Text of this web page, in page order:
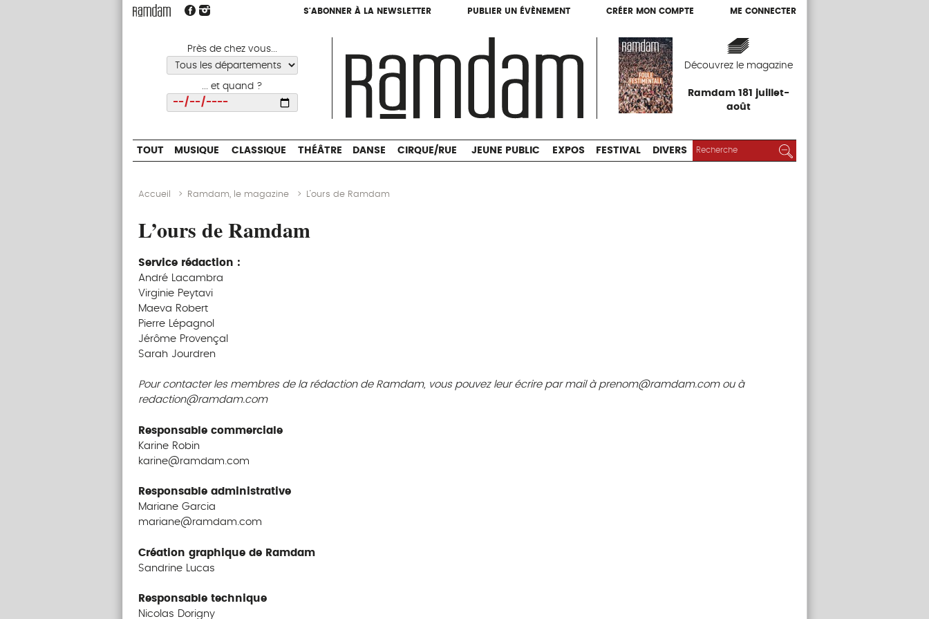
S'ABONNER À LA NEWSLETTER PUBLIER UN ÉVÈNEMENT CRÉER MON COMPTE ME CONNECTER
Près de chez vous...
... et quand ?
Découvrez le magazine
Ramdam 181 juillet-
août
S'ABONNER À LA NEWSLETTER PUBLIER UN ÉVÈNEMENT CRÉER MON COMPTE ME CONNECTER
CIRQUE/RUE JEUNE PUBLIC EXPOS
TOUT MUSIQUE CLASSIQUE THÉÂTRE DANSE CIRQUE/RUE JEUNE PUBLIC EXPOS FESTIVAL DIVERS RECHERCHER :
Accueil > Ramdam, le magazine > L’ours de Ramdam
L’ours de Ramdam
Service rédaction :
André Lacambra
Virginie Peytavi
Maeva Robert
Pierre Lépagnol
Jérôme Provençal
Sarah Jourdren
Pour contacter les membres de la rédaction de Ramdam, vous pouvez leur écrire par mail à prenom@ramdam.com ou à
redaction@ramdam.com
Responsable commerciale
Karine Robin
karine@ramdam.com
Responsable administrative
Mariane Garcia
mariane@ramdam.com
Création graphique de Ramdam
Sandrine Lucas
Responsable technique
Nicolas Dorigny